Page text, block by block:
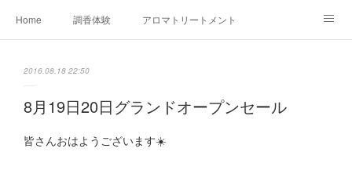
Home 調香体験 アロマトリートメントMenu
Ameblo
2016.08.18 22:50
8月19日20日グランドオープンセール
皆さんおはようございます☀️